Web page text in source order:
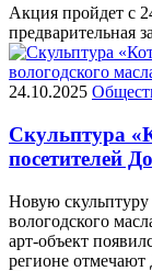
Акция пройдет с
предварительная
24.10.2025
Скульптура
посетителей
Новую
вологодского
арт-объект
регионе отмечают